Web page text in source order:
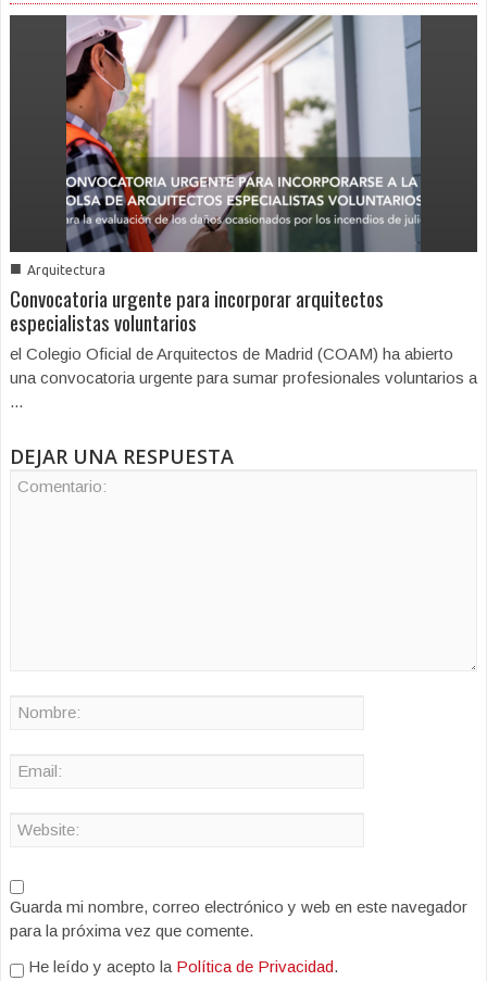
■ Arquitectura
Convocatoria urgente para incorporar arquitectos
especialistas voluntarios
el Colegio Oficial de Arquitectos de Madrid (COAM) ha abierto
una convocatoria urgente para sumar profesionales voluntarios a
...
DEJAR UNA RESPUESTA
Guarda mi nombre, correo electrónico y web en este navegador
para la próxima vez que comente.
He leído y acepto la Política de Privacidad.